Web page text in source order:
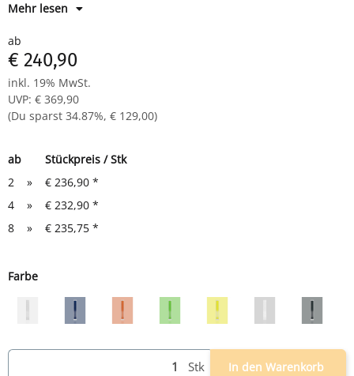
Komplett montiert und verschweißt - sofort einsatzbereit
Mehr lesen
ab
€ 240,90
inkl. 19% MwSt.
UVP: € 369,90
(Du sparst 34.87%, € 129,00)
ab
Stückpreis / Stk
2
» € 236,90 *
4
» € 232,90 *
8
» € 235,75 *
Farbe
Stk In den Warenkorb